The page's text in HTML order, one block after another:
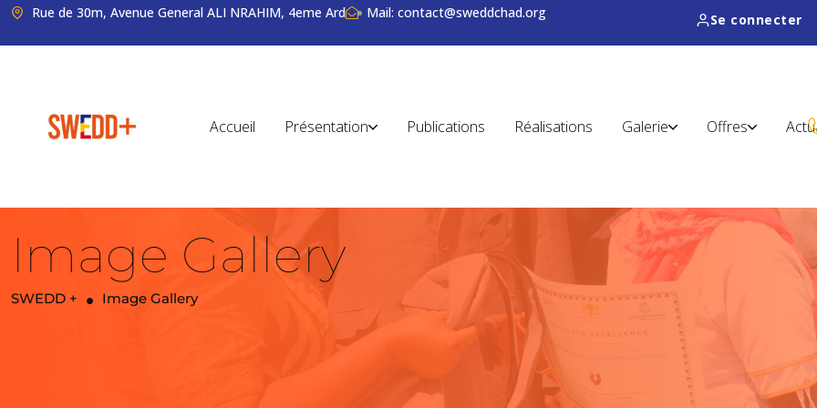
Rue de 30m, Avenue General ALI NRAHIM, 4eme Ard Mail: contact@sweddchad.org Se connecter
Accueil Présentation Publications Réalisations Galerie Offres
Image Gallery
SWEDD + Image Gallery